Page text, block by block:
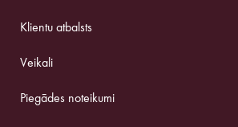
Klientu atbalsts
Veikali
Piegādes noteikumi